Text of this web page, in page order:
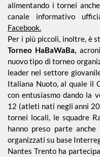
alimentando i tornei
canale informativo
Facebook.
Per i più piccoli, inoltre, è
Torneo HaBaWaBa,
nuovo tipo di torneo
leader nel settore
Italiana Nuoto, al quale il
con entusiasmo dando la
12 (atleti nati negli anni
tornei locali, le squadre
hanno preso parte
organizzati su base
Nantes Trento ha